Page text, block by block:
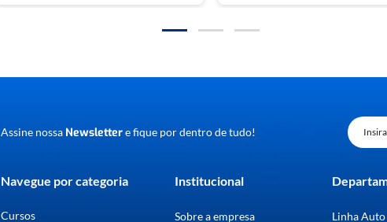
Assine nossa Newslettere fique por dentro de tudo!
Navegue por categoria
Cursos
Institucional
Sobre a empresa Linha Auto